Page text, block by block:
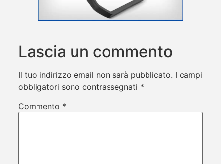
Lascia un commento
Il tuo indirizzo email non sarà pubblicato. I campi
obbligatori sono contrassegnati *
Commento *